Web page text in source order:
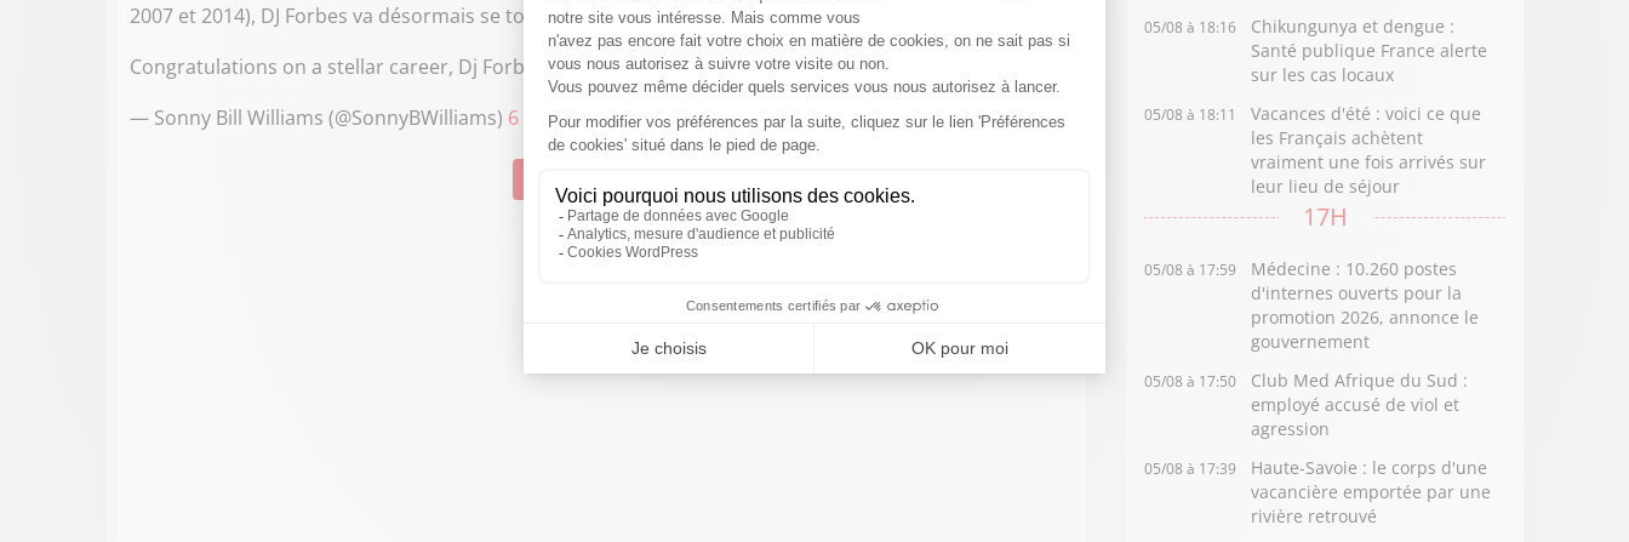
2007 et 2014), DJ Forbes va désormais se tourner vers un rôle d’entraîneur.
Congratulations on a stellar career, Dj Forbes. All the best in the next phase uso ❤
— Sonny Bill Williams (@SonnyBWilliams) 6 septembre 2017
05/08 à 18:16
Chikungunya et dengue :
Santé publique France alerte
sur les cas locaux
05/08 à 18:11
Vacances d'été : voici ce que
les Français achètent
vraiment une fois arrivés sur
leur lieu de séjour
17H
05/08 à 17:59
Médecine : 10.260 postes
d'internes ouverts pour la
promotion 2026, annonce le
gouvernement
05/08 à 17:50
Club Med Afrique du Sud :
employé accusé de viol et
agression
05/08 à 17:39
Haute-Savoie : le corps d'une
vacancière emportée par une
rivière retrouvé